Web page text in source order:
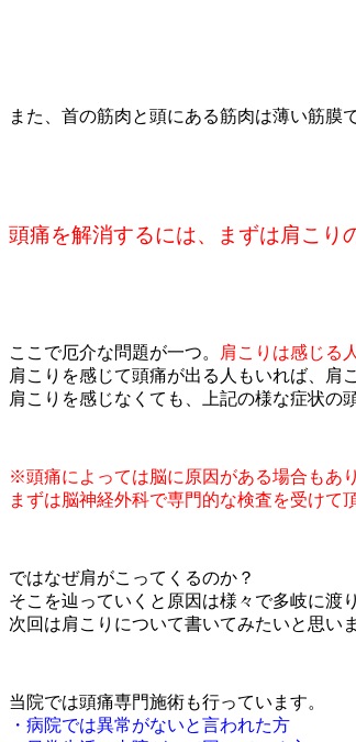
また、首の筋肉と頭にある筋肉は薄い筋膜
頭痛を解消するには、まずは肩こり
ここで厄介な問題が一つ。
肩こりは感じる
肩こりを感じて頭痛が出る人もいれば、肩
肩こりを感じなくても、上記の様な症状の
※頭痛によっては脳に原因がある場合もあり
まずは脳神経外科で専門的な検査を受けて
ではなぜ肩がこってくるのか？
そこを辿っていくと原因は様々で多岐に渡
次回は肩こりについて書いてみたいと思いま
当院では頭痛専門施術も行っています。
・病院では異常がないと言われた方